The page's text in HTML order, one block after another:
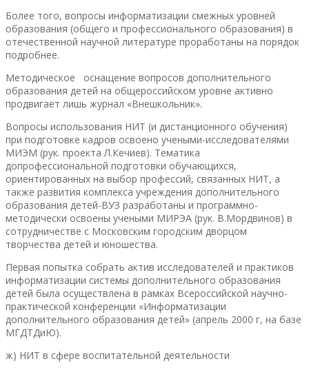
Более того, вопросы информатизации смежных уровней
образования (общего и профессионального образования) в
отечественной научной литературе проработаны на порядок
подробнее.
Методическое оснащение вопросов дополнительного
образования детей на общероссийском уровне активно
продвигает лишь журнал «Внешкольник».
Вопросы использования НИТ (и дистанционного обучения)
при подготовке кадров освоено учеными-исследователями
МИЭМ (рук. проекта Л.Кечиев). Тематика
допрофессиональной подготовки обучающихся,
ориентированных на выбор профессий, связанных НИТ, а
также развития комплекса учреждения дополнительного
образования детей-ВУЗ разработаны и программно-
методически освоены учеными МИРЭА (рук. В.Мордвинов) в
сотрудничестве с Московским городским дворцом
творчества детей и юношества.
Первая попытка собрать актив исследователей и практиков
информатизации системы дополнительного образования
детей была осуществлена в рамках Всероссийской научно-
практической конференции «Информатизации
дополнительного образования детей» (апрель 2000 г, на базе
МГДТДиЮ).
ж) НИТ в сфере воспитательной деятельности